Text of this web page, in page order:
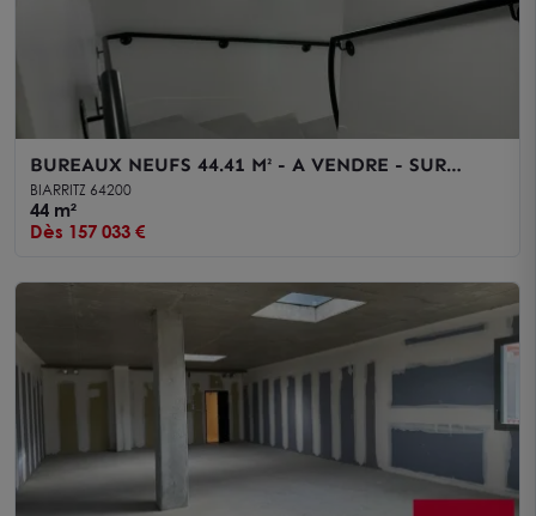
BUREAUX NEUFS 44.41 M² - A VENDRE - SUR
BIARRITZ QUARTIER AEROPORT
BIARRITZ 64200
44 m²
Dès 157 033 €